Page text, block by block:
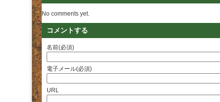
No comments yet.
コメントする
名前(必須)
電子メール(必須)
URL